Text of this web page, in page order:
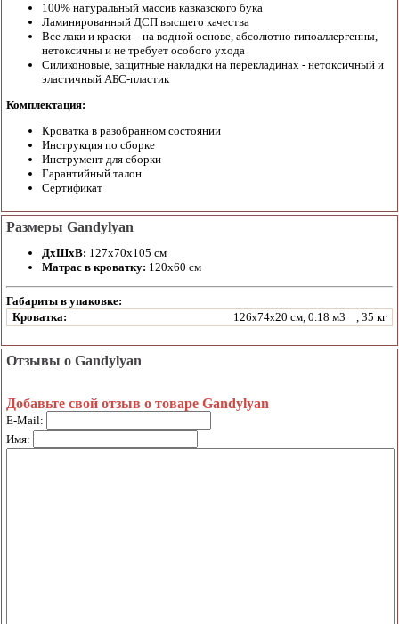
100% натуральный массив кавказского бука
Ламинированный ДСП высшего качества
Все лаки и краски – на водной основе, абсолютно гипоаллергенны,
нетоксичны и не требует особого ухода
Силиконовые, защитные накладки на перекладинах - нетоксичный и
эластичный АБС-пластик
Комплектация:
Кроватка в разобранном состоянии
Инструкция по сборке
Инструмент для сборки
Гарантийный талон
Сертификат
Размеры Gandylyan
ДхШхВ: 127x70x105 см
Матрас в кроватку: 120х60 см
Габариты в упаковке:
Кроватка:
126x74x20 см, 0.18 м3 , 35 кг
Отзывы о Gandylyan
Добавьте свой отзыв о товаре Gandylyan
E-Mail:
Имя: